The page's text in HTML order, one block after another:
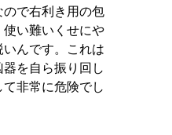
ので右利き用の包
い難いくせにや
んです。これは
を自ら振り回し
非常に危険でし